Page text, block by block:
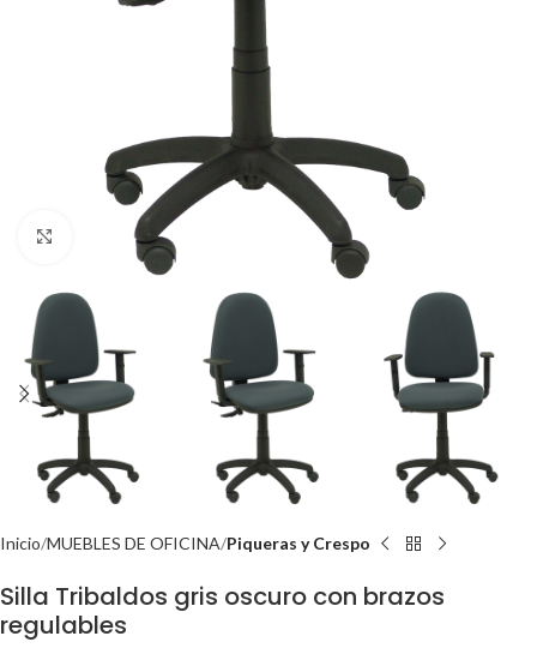
Click to enlarge
Inicio MUEBLES DE OFICINA Piqueras y Crespo
Silla Tribaldos gris oscuro con brazos
regulables